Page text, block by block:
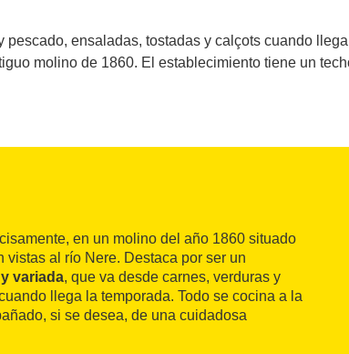
pescado, ensaladas, tostadas y calçots cuando
molino de 1860. El establecimiento tiene un
en un molino del año 1860 situado
al río Nere. Destaca por ser un
variada, que va desde carnes, verduras y
llega la temporada. Todo se cocina a la
si se desea, de una cuidadosa